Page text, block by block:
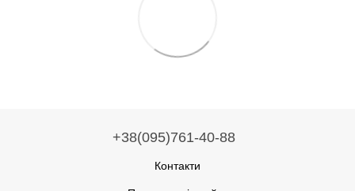
+38(095)761-40-88
Контакти